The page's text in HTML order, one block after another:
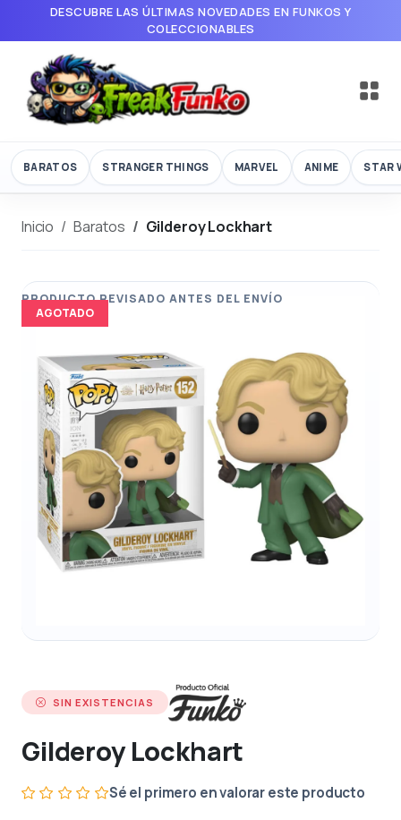
DESCUBRE LAS ÚLTIMAS NOVEDADES EN FUNKOS Y
COLECCIONABLES
BARATOS STRANGER THINGS MARVEL ANIME STAR
Inicio Baratos Gilderoy Lockhart
AGOTADO
SIN EXISTENCIAS
Gilderoy Lockhart
Sé el primero en valorar este producto